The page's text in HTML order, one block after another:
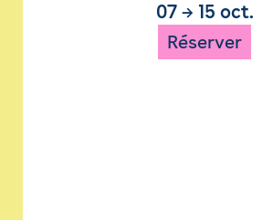
07→ 15 oct.
Réserver